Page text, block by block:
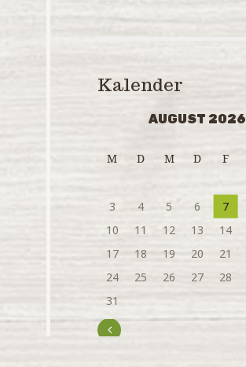
Kalender
AUGUST 2026
M D M D F
3
4 5 6 7
10
11 12 13 14
17
18 19 20 21
24
25 26 27 28
31
« Juli